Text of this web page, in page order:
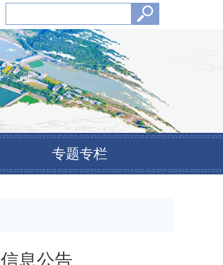
专题专栏
息公告